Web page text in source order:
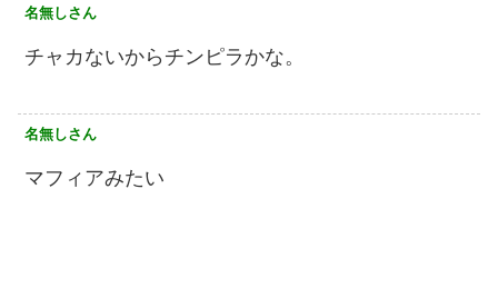
名無しさん
チャカないからチンピラかな。
名無しさん
マフィアみたい